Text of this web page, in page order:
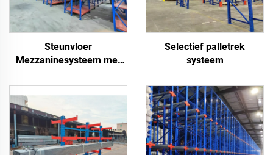
Steunvloer
Mezzaninesysteem met
Selectief palletrek
systeem